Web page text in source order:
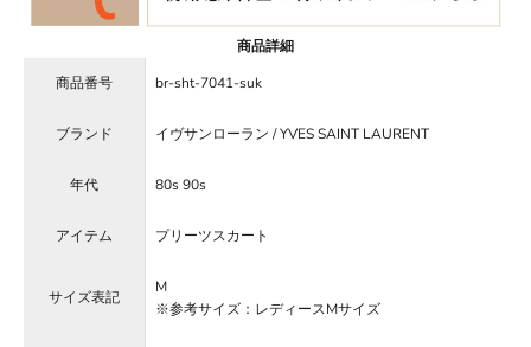
商品詳細
商品番号
br-sht-7041-suk
ブランド イヴサンローラン / YVES SAINT LAURENT
年代 80s 90s
アイテム プリーツスカート
サイズ表記
M
※参考サイズ：レディースMサイズ